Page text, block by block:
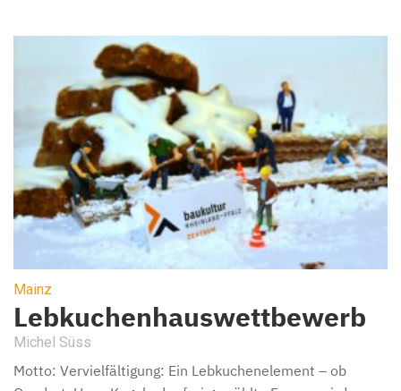
Mainz
Lebkuchenhauswettbewerb
Michel Süss
Motto: Vervielfältigung: Ein Lebkuchenelement – ob